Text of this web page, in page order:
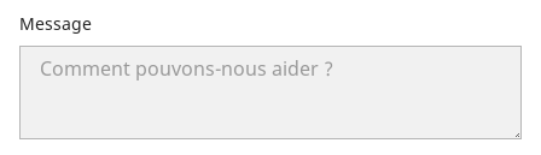
Message